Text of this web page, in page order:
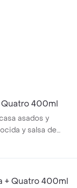
400ml
asados y
y salsa de
+ Quatro 400ml